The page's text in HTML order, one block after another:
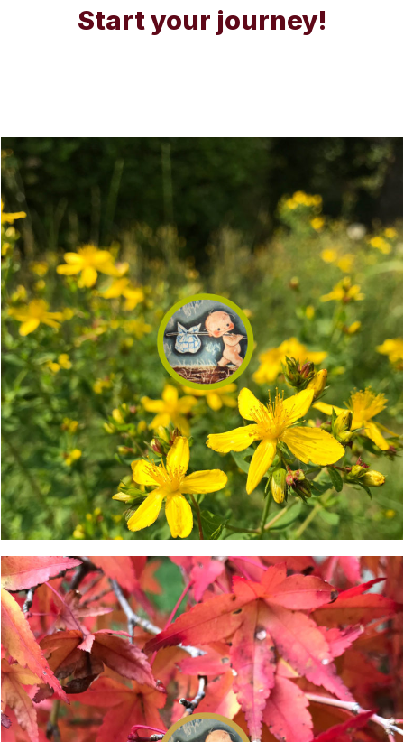
Start your journey!